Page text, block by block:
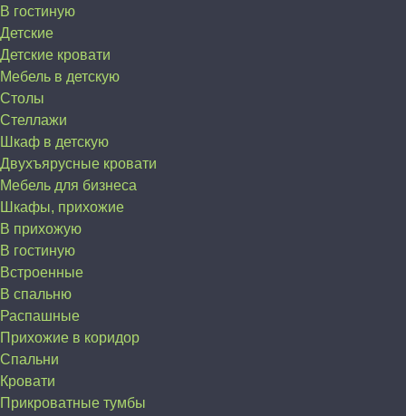
В гостиную
Детские
Детские кровати
Мебель в детскую
Столы
Стеллажи
Шкаф в детскую
Двухъярусные кровати
Мебель для бизнеса
Шкафы, прихожие
В прихожую
В гостиную
Встроенные
В спальню
Распашные
Прихожие в коридор
Спальни
Кровати
Прикроватные тумбы